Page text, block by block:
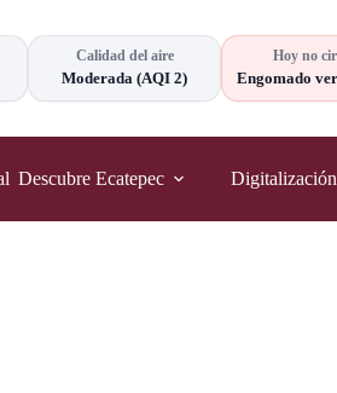
Calidad del aire
Moderada (AQI 2)
Hoy no
Engomado
Descubre Ecatepec